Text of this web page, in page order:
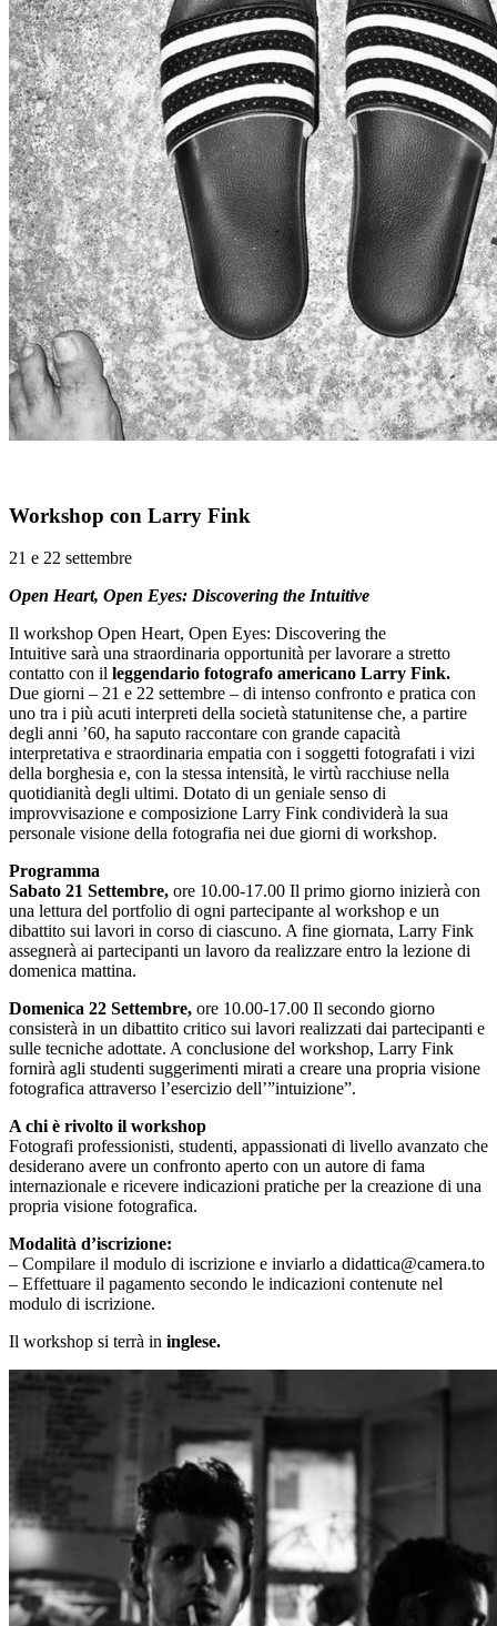
Workshop con Larry Fink
21 e 22 settembre
Open Heart, Open Eyes: Discovering the Intuitive
Il workshop Open Heart, Open Eyes: Discovering the
Intuitive sarà una straordinaria opportunità per lavorare a stretto
contatto con il leggendario fotografo americano Larry Fink.
Due giorni – 21 e 22 settembre – di intenso confronto e pratica con
uno tra i più acuti interpreti della società statunitense che, a partire
degli anni ’60, ha saputo raccontare con grande capacità
interpretativa e straordinaria empatia con i soggetti fotografati i vizi
della borghesia e, con la stessa intensità, le virtù racchiuse nella
quotidianità degli ultimi. Dotato di un geniale senso di
improvvisazione e composizione Larry Fink condividerà la sua
personale visione della fotografia nei due giorni di workshop.
Programma
Sabato 21 Settembre, ore 10.00-17.00 Il primo giorno inizierà con
una lettura del portfolio di ogni partecipante al workshop e un
dibattito sui lavori in corso di ciascuno. A fine giornata, Larry Fink
assegnerà ai partecipanti un lavoro da realizzare entro la lezione di
domenica mattina.
Domenica 22 Settembre, ore 10.00-17.00 Il secondo giorno
consisterà in un dibattito critico sui lavori realizzati dai partecipanti e
sulle tecniche adottate. A conclusione del workshop, Larry Fink
fornirà agli studenti suggerimenti mirati a creare una propria visione
fotografica attraverso l’esercizio dell’”intuizione”.
A chi è rivolto il workshop
Fotografi professionisti, studenti, appassionati di livello avanzato che
desiderano avere un confronto aperto con un autore di fama
internazionale e ricevere indicazioni pratiche per la creazione di una
propria visione fotografica.
Modalità d’iscrizione:
– Compilare il modulo di iscrizione e inviarlo a didattica@camera.to
– Effettuare il pagamento secondo le indicazioni contenute nel
modulo di iscrizione.
Il workshop si terrà in inglese.